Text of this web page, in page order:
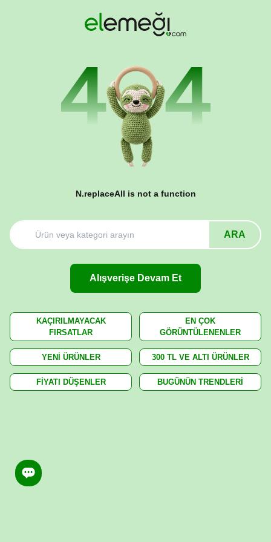
N.replaceAll is not a function
ARA
Alışverişe Devam Et
KAÇIRILMAYACAK
FIRSATLAR
EN ÇOK
GÖRÜNTÜLENENLER
YENİ ÜRÜNLER 300 TL VE ALTI ÜRÜNLER
FİYATI DÜŞENLER BUGÜNÜN TRENDLERİ